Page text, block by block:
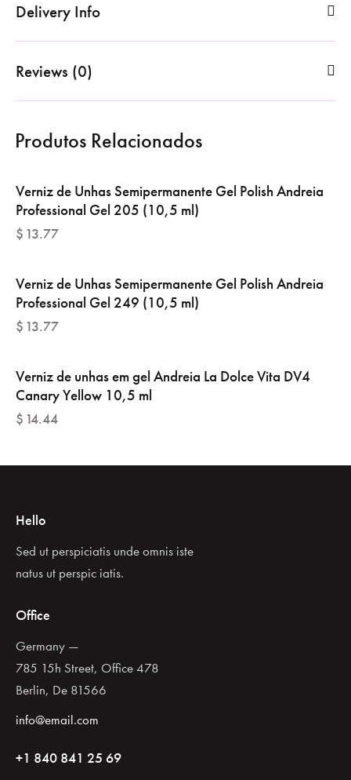
Delivery Info
Reviews (0)
Produtos Relacionados
Verniz de Unhas Semipermanente Gel Polish Andreia
Professional Gel 205 (10,5 ml)
$ 13.77
Verniz de Unhas Semipermanente Gel Polish Andreia
Professional Gel 249 (10,5 ml)
$ 13.77
Verniz de unhas em gel Andreia La Dolce Vita DV4
Canary Yellow 10,5 ml
$ 14.44
Hello
Sed ut perspiciatis unde omnis iste
natus ut perspic iatis.
Office
Germany —
785 15h Street, Office 478
Berlin, De 81566
info@email.com
+1 840 841 25 69